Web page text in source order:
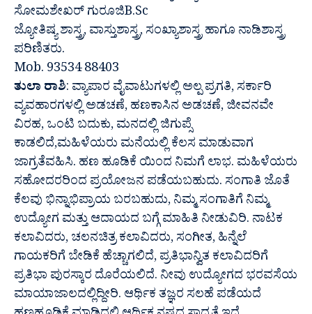
ಸೋಮಶೇಖರ್ ಗುರೂಜಿB.Sc
ಜ್ಯೋತಿಷ್ಯ ಶಾಸ್ತ್ರ, ವಾಸ್ತುಶಾಸ್ತ್ರ, ಸಂಖ್ಯಾಶಾಸ್ತ್ರ ಹಾಗೂ ನಾಡಿಶಾಸ್ತ್ರ
ಪರಿಣಿತರು.
Mob. 93534 88403
ತುಲಾ ರಾಶಿ: ವ್ಯಾಪಾರ ವೈವಾಟುಗಳಲ್ಲಿ ಅಲ್ಪ ಪ್ರಗತಿ, ಸರ್ಕಾರಿ
ವ್ಯವಹಾರಗಳಲ್ಲಿ ಅಡಚಣೆ, ಹಣಕಾಸಿನ ಅಡಚಣೆ, ಜೀವನವೇ
ವಿರಹ, ಒಂಟಿ ಬದುಕು, ಮನದಲ್ಲಿ ಜಿಗುಪ್ಸೆ
ಕಾಡಲಿದೆ,ಮಹಿಳೆಯರು ಮನೆಯಲ್ಲಿ ಕೆಲಸ ಮಾಡುವಾಗ
ಜಾಗ್ರತೆವಹಿಸಿ. ಹಣ ಹೂಡಿಕೆ ಯಿಂದ ನಿಮಗೆ ಲಾಭ. ಮಹಿಳೆಯರು
ಸಹೋದರರಿಂದ ಪ್ರಯೋಜನ ಪಡೆಯಬಹುದು. ಸಂಗಾತಿ ಜೊತೆ
ಕೆಲವು ಭಿನ್ನಾಭಿಪ್ರಾಯ ಬರಬಹುದು, ನಿಮ್ಮ ಸಂಗಾತಿಗೆ ನಿಮ್ಮ
ಉದ್ಯೋಗ ಮತ್ತು ಆದಾಯದ ಬಗ್ಗೆ ಮಾಹಿತಿ ನೀಡುವಿರಿ. ನಾಟಕ
ಕಲಾವಿದರು, ಚಲನಚಿತ್ರ ಕಲಾವಿದರು, ಸಂಗೀತ, ಹಿನ್ನೆಲೆ
ಗಾಯಕರಿಗೆ ಬೇಡಿಕೆ ಹೆಚ್ಚಾಗಲಿದೆ, ಪ್ರತಿಭಾನ್ವಿತ ಕಲಾವಿದರಿಗೆ
ಪ್ರತಿಭಾ ಪುರಸ್ಕಾರ ದೊರೆಯಲಿದೆ. ನೀವು ಉದ್ಯೋಗದ ಭರವಸೆಯ
ಮಾಯಾಜಾಲದಲ್ಲಿದ್ದೀರಿ. ಆರ್ಥಿಕ ತಜ್ಞರ ಸಲಹೆ ಪಡೆಯದೆ